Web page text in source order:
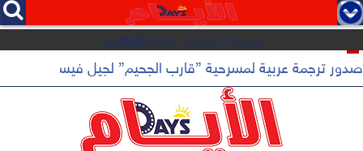
   
الجمعة 7 أغسطس 2026 06:52 صـ
القهوة المختصة...
صدور ترجمة عربية لمسرحية ”قارب الجحيم” لجيل فيسنت عن دار